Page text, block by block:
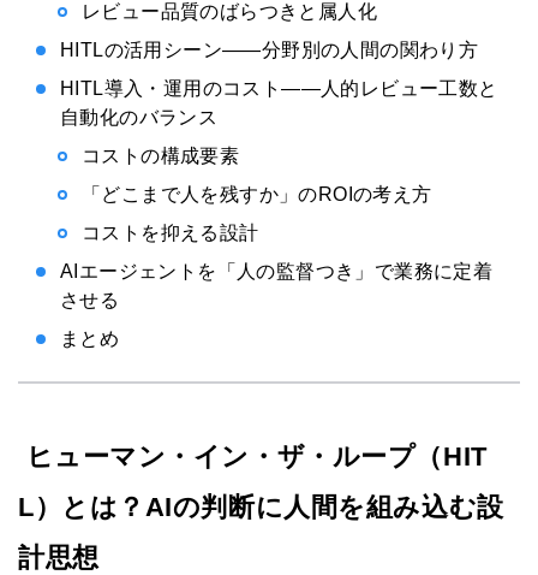
レビュー品質のばらつきと属人化
HITLの活用シーン——分野別の人間の関わり方
HITL導入・運用のコスト——人的レビュー工数と
自動化のバランス
コストの構成要素
「どこまで人を残すか」のROIの考え方
コストを抑える設計
AIエージェントを「人の監督つき」で業務に定着
させる
まとめ
ヒューマン・イン・ザ・ループ（HIT
L）とは？AIの判断に人間を組み込む設
計思想